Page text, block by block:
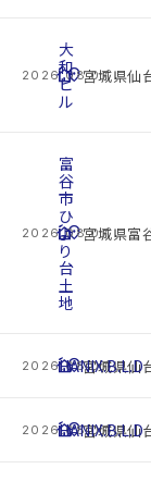
2026.08.07
cottage
大
和
ビ
ル
location_on宮城県仙
2026.08.07
cottage
富
谷
市
ひ
よ
り
台
土
地
location_on宮城県富
2026.08.07
cottage
HANIX.B.L.D
location_on宮城県仙
2026.08.07
cottage
HANIX.B.L.D
location_on宮城県仙